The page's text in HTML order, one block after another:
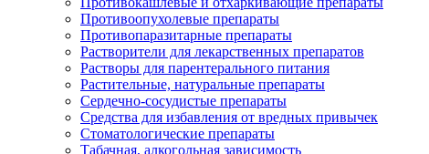
Противоопухолевые препараты
Противопаразитарные препараты
Растворители для лекарственных препаратов
Растворы для парентерального питания
Растительные, натуральные препараты
Сердечно-сосудистые препараты
Средства для избавления от вредных привычек
Стоматологические препараты
Табачная, алкогольная зависимость